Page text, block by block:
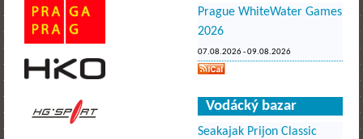
Prague WhiteWater Games
2026
07.08.2026-09.08.2026
Vodácký bazar
Seakajak Prijon Classic